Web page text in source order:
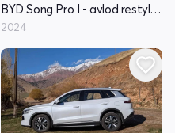
BYD Song Pro I - avlod restyling
2024